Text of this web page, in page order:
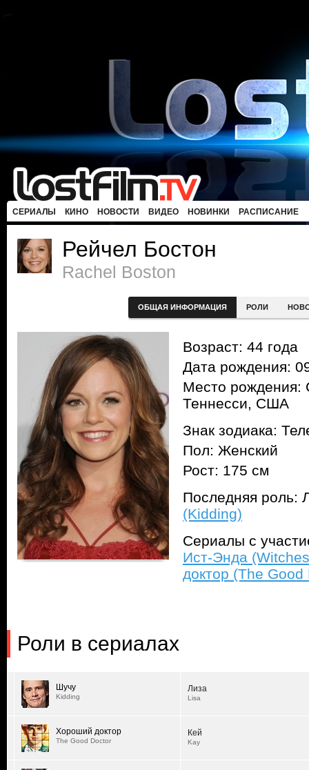
СЕРИАЛЫ КИНО НОВОСТИ ВИДЕО НОВИНКИ РАСПИСАНИЕ
Рейчел Бостон
Rachel Boston
ОБЩАЯ ИНФОРМАЦИЯ РОЛИ
Возраст: 44 года
Дата рождения:
Место рождения:
Теннесси, США
Знак зодиака:
Пол: Женский
Рост: 175 см
Последняя роль:
(Kidding)
Сериалы с
Ист-Энда
доктор (The Good
Роли в сериалах
Шучу
Kidding
Лиза
Lisa
Хороший доктор
The Good Doctor
Кей
Kay